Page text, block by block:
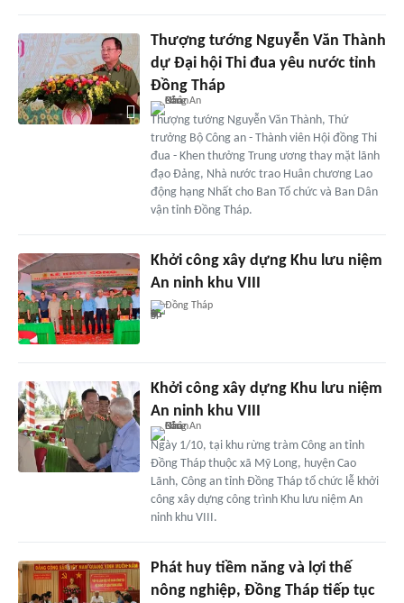
Thượng tướng Nguyễn Văn Thành
dự Đại hội Thi đua yêu nước tỉnh
Đồng Tháp
Thượng tướng Nguyễn Văn Thành, Thứ
trưởng Bộ Công an - Thành viên Hội đồng Thi
đua - Khen thưởng Trung ương thay mặt lãnh
đạo Đảng, Nhà nước trao Huân chương Lao
động hạng Nhất cho Ban Tổ chức và Ban Dân
vận tỉnh Đồng Tháp.
Khởi công xây dựng Khu lưu niệm
An ninh khu VIII
Đồng Tháp
Khởi công xây dựng Khu lưu niệm
An ninh khu VIII
Ngày 1/10, tại khu rừng tràm Công an tỉnh
Đồng Tháp thuộc xã Mỹ Long, huyện Cao
Lãnh, Công an tỉnh Đồng Tháp tổ chức lễ khởi
công xây dựng công trình Khu lưu niệm An
ninh khu VIII.
Phát huy tiềm năng và lợi thế
nông nghiệp, Đồng Tháp tiếp tục